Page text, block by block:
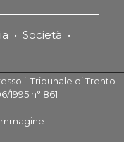
• Società •
il Tribunale di Trento
n° 861